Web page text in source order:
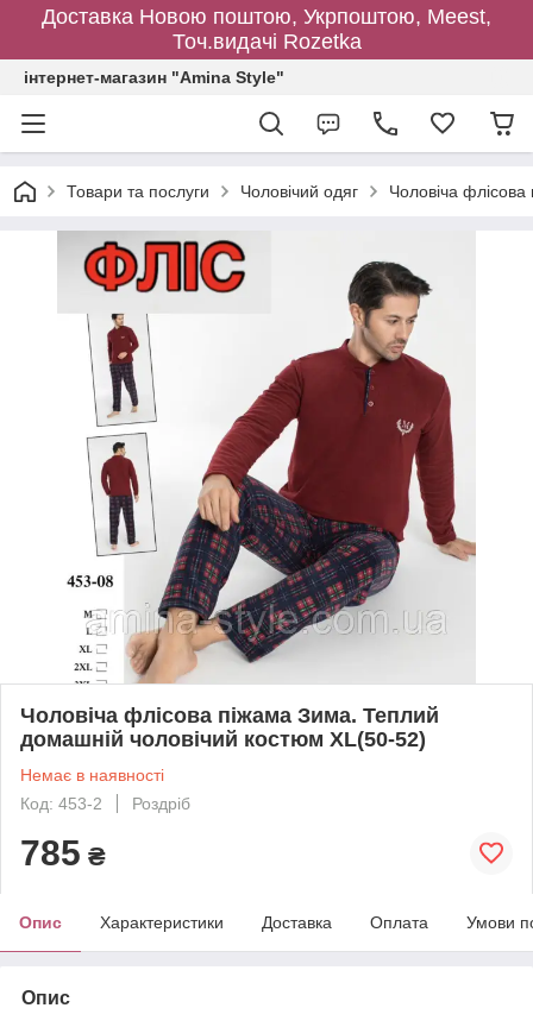
Доставка Новою поштою, Укрпоштою, Meest,
Точ.видачі Rozetka
інтернет-магазин "Amina Style"
Товари та послуги Чоловічий одяг Чоловіча
Чоловіча флісова піжама Зима. Теплий
домашній чоловічий костюм ХL(50-52)
Немає в наявності
Код: 453-2
Роздріб
785 ₴
Опис Характеристики Доставка Оплата Умови
Опис